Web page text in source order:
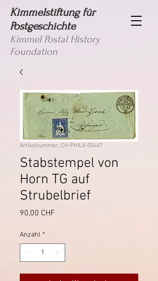
Kimmelstiftung für
Postgeschichte
Kimmel Postal History
Foundation
Artikelnummer: CH-PHILA-00447
Stabstempel von
Horn TG auf
Strubelbrief
90,00 CHF
Anzahl *